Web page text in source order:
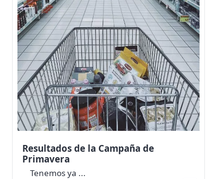
Resultados de la Campaña de
Primavera
Tenemos ya ...